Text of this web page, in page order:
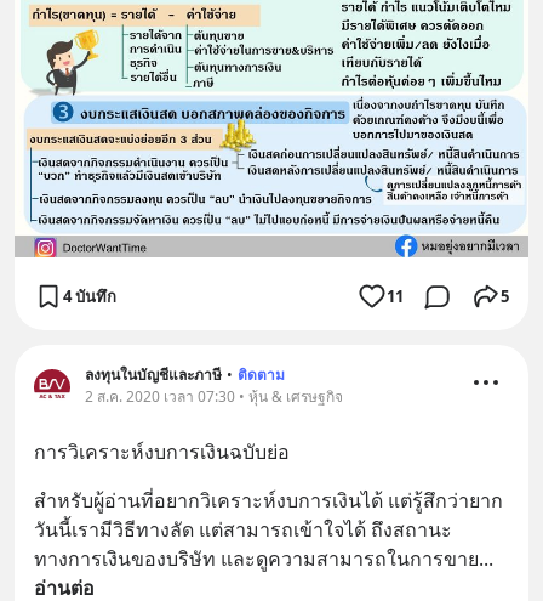
4 บันทึก 11 5
ลงทุนในบัญชีและภาษี • ติดตาม
2 ส.ค. 2020 เวลา 07:30 • หุ้น & เศรษฐกิจ
การวิเคราะห์งบการเงินฉบับย่อ
สำหรับผู้อ่านที่อยากวิเคราะห์งบการเงินได้ แต่รู้สึกว่ายาก
วันนี้เรามีวิธีทางลัด แต่สามารถเข้าใจได้ ถึงสถานะ
ทางการเงินของบริษัท และดูความสามารถในการขาย
อ่านต่อ